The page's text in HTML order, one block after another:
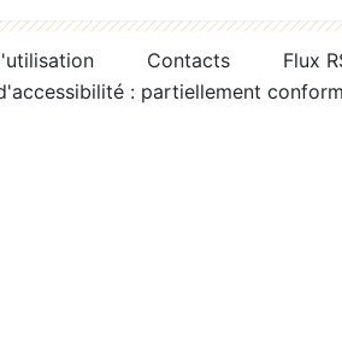
Contacts
Flux
: partiellement